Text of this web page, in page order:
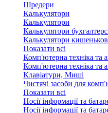
Шредери
Калькулятори
Калькулятори
Калькулятори
Калькулятори
Показати всі
Комп'ютерна техніка та
Комп'ютерна техніка та
Клавіатури, Миші
Чистячі засоби для
Показати всі
Носії інформації та
Носії інформації та